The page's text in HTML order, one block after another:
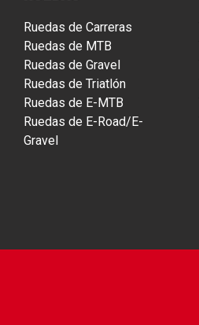
Ruedas de Carreras
Ruedas de MTB
Ruedas de Gravel
Ruedas de Triatlón
Ruedas de E-MTB
Ruedas de E-Road/E-
Gravel